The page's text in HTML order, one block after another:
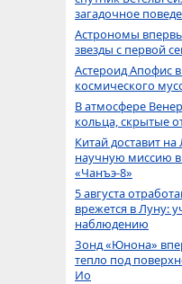
загадочное
Астрономы
звезды с первой
Астероид Апофис
космического
В атмосфере
кольца, скрытые
Китай доставит
научную миссию в
«Чанъэ-8»
5 августа
врежется в Луну:
наблюдению
Зонд «Юнона»
тепло под
Ио